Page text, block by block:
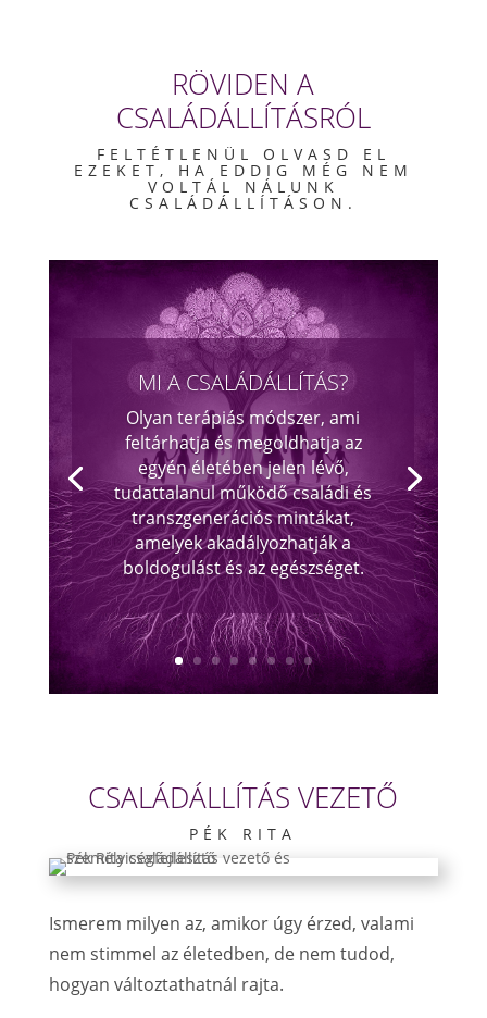
RÖVIDEN A
CSALÁDÁLLÍTÁSRÓL
FELTÉTLENÜL OLVASD EL
EZEKET, HA EDDIG MÉG NEM
VOLTÁL NÁLUNK
CSALÁDÁLLÍTÁSON.
MI A CSALÁDÁLLÍTÁS?
Olyan terápiás módszer, ami
feltárhatja és megoldhatja az
egyén életében jelen lévő,
tudattalanul működő családi és
transzgenerációs mintákat,
amelyek akadályozhatják a
boldogulást és az egészséget.
CSALÁDÁLLÍTÁS VEZETŐ
PÉK RITA
Ismerem milyen az, amikor úgy érzed, valami
nem stimmel az életedben, de nem tudod,
hogyan változtathatnál rajta.